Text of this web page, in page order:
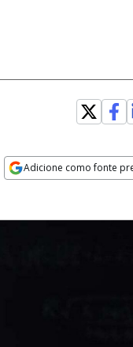
Adicione como fonte